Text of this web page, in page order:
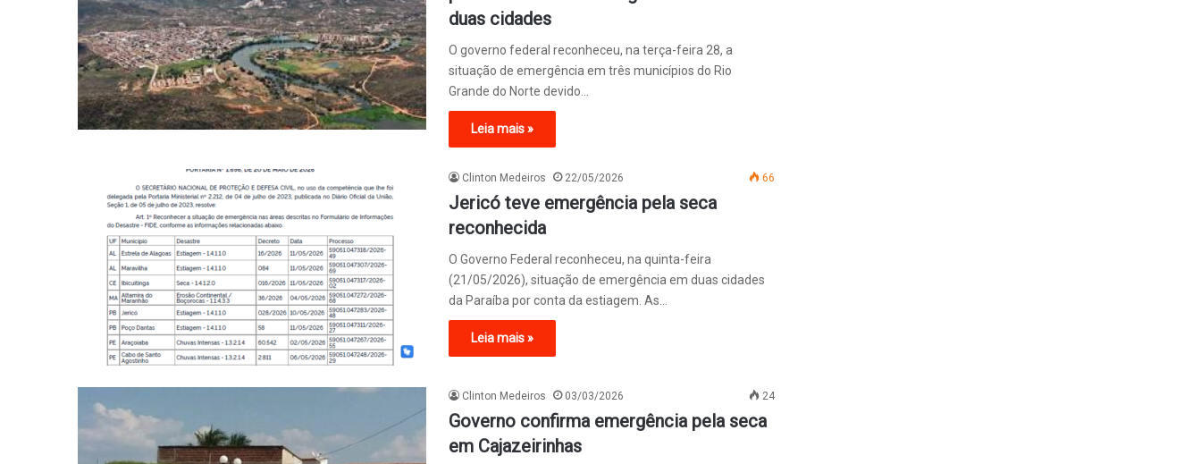
duas cidades
O governo federal reconheceu, na terça-feira 28, a
situação de emergência em três municípios do Rio
Grande do Norte devido…
Leia mais »
Clinton Medeiros 22/05/2026 66
Jericó teve emergência pela seca
reconhecida
O Governo Federal reconheceu, na quinta-feira
(21/05/2026), situação de emergência em duas cidades
da Paraíba por conta da estiagem. As…
Leia mais »
Clinton Medeiros 03/03/2026 24
Governo confirma emergência pela seca
em Cajazeirinhas